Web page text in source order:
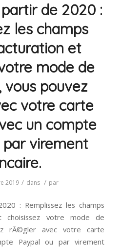
de 2020 :
les champs
et
mode de
vous pouvez
votre carte
un compte
par virement
2019 / dans / par
: Remplissez les champs
votre mode de
rÃ©gler avec votre carte
Paypal ou par virement